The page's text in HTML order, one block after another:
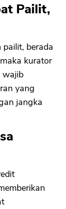
Pailit,
berada
kurator
wajib
yang
jangka
OK